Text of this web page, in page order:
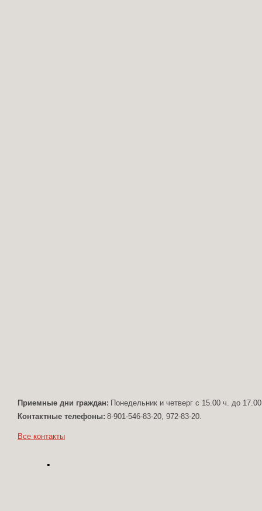
Приемные дни граждан: Понедельник и четверг с 15.00 ч. до
Контактные телефоны: 8-901-546-83-20, 972-83-20.
Все контакты
Формула проекта